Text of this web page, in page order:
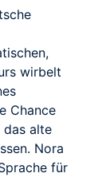
wirbelt
Chance
das alte
Nora
für